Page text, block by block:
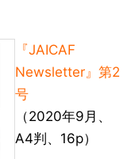
『JAICAF
Newsletter』第2
号
（2020年9月、
A4判、16p）